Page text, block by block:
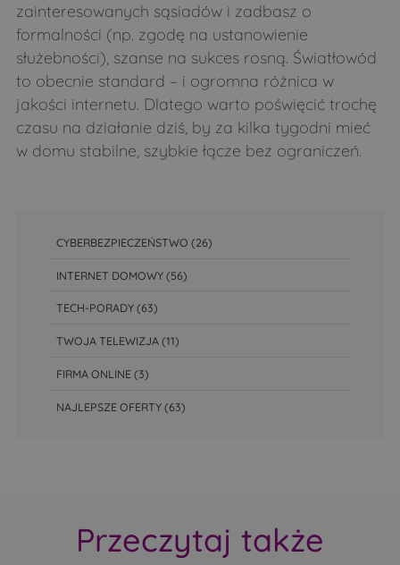
zainteresowanych sąsiadów i zadbasz o
formalności (np. zgodę na ustanowienie
służebności), szanse na sukces rosną. Światłowód
to obecnie standard – i ogromna różnica w
jakości internetu. Dlatego warto poświęcić trochę
czasu na działanie dziś, by za kilka tygodni mieć
w domu stabilne, szybkie łącze bez ograniczeń.
CYBERBEZPIECZEŃSTWO (26)
INTERNET DOMOWY(56)
TECH-PORADY(63)
TWOJA TELEWIZJA(11)
FIRMA ONLINE(3)
NAJLEPSZE OFERTY(63)
Przeczytaj także